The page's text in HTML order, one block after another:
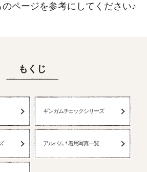
ページを参考にしてください♪
もくじ
ギンガムチェックシリーズ
アルバム＊着用写真一覧